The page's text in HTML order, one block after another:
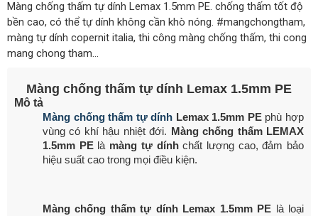
Màng chống thấm tự dính Lemax 1.5mm PE. chống thấm tốt độ
bền cao, có thể tự dính không cần khò nóng. #mangchongtham,
màng tự dính copernit italia, thi công màng chống thấm, thi cong
mang chong tham...
Màng chống thấm tự dính Lemax 1.5mm PE
Mô tả
Màng chống thấm tự dính Lemax 1.5mm PEphù hợp
vùng có khí hậu nhiệt đới. Màng chống thấm LEMAX
1.5mm PElà màng tự dínhchất lượng cao, đảm bảo
hiệu suất cao trong mọi điều kiện.
Màng chống thấm tự dính Lemax 1.5mm PE là loại